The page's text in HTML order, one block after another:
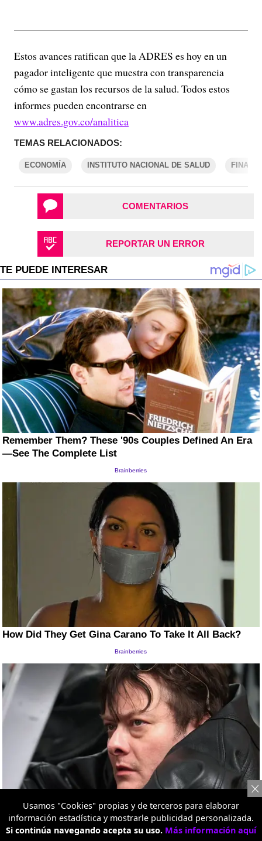
Estos avances ratifican que la ADRES es hoy en un
pagador inteligente que muestra con transparencia
cómo se gastan los recursos de la salud. Todos estos
informes pueden encontrarse en
www.adres.gov.co/analitica
TEMAS RELACIONADOS:
ECONOMÍA INSTITUTO NACIONAL DE SALUD
COMENTARIOS
REPORTAR UN ERROR
Usamos "Cookies" propias y de terceros para elaborar
información estadística y mostrarle publicidad personalizada.
Si continúa navegando acepta su uso. Más información aquí